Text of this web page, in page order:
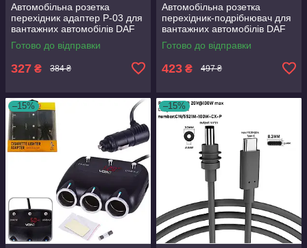
Автомобільна розетка
перехідник адаптер P-03 для
вантажних автомобілів DAF
MAN 12 В — 24 В гніздо
прикурювача
Готово до відправки
327 ₴ 384 ₴
Автомобільна розетка
перехідник-подрібнювач для
вантажних автомобілів DAF
MAN 12 В — 24 В гніздо
прикур
Готово до відправки
423 ₴ 497 ₴
–15% –15%